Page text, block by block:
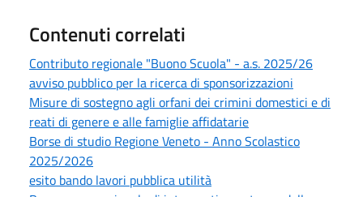
Contenuti correlati
Contributo regionale "Buono Scuola" - a.s. 2025/26
avviso pubblico per la ricerca di sponsorizzazioni
Misure di sostegno agli orfani dei crimini domestici e di
reati di genere e alle famiglie affidatarie
Borse di studio Regione Veneto - Anno Scolastico
2025/2026
esito bando lavori pubblica utilità